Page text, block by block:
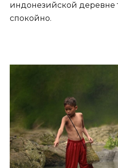
индонезийской деревне
спокойно.